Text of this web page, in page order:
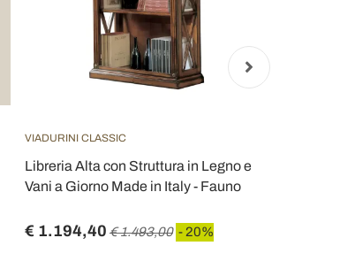
VIADURINI CLASSIC
Libreria Alta con Struttura in Legno e
Vani a Giorno Made in Italy - Fauno
€ 1.194,40 € 1.493,00 - 20%